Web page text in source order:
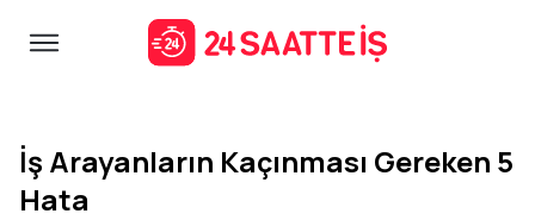
İş Arayanların Kaçınması Gereken 5
Hata